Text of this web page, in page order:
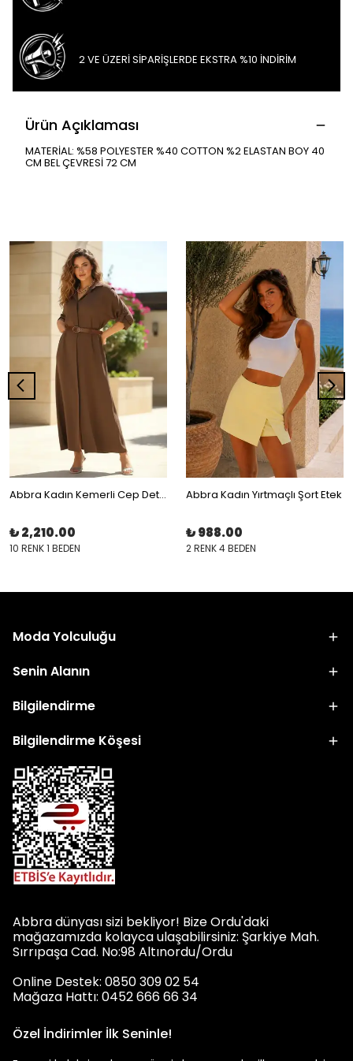
2 VE ÜZERİ SİPARİŞLERDE EKSTRA %10 İNDİRİM
Ürün Açıklaması
MATERİAL: %58 POLYESTER %40 COTTON %2 ELASTAN BOY 40
CM BEL ÇEVRESİ 72 CM
Abbra Kadın Kemerli Cep Detaylı Modal Gömlek Elbise
₺ 2,210.00
10 RENK 1 BEDEN
Abbra Kadın Yırtmaçlı Şort Etek
₺ 988.00
2 RENK 4 BEDEN
Moda Yolculuğu
Senin Alanın
Bilgilendirme
Bilgilendirme Köşesi
Abbra dünyası sizi bekliyor! Bize Ordu'daki
mağazamızda kolayca ulaşabilirsiniz: Şarkiye Mah.
Sırrıpaşa Cad. No:98 Altınordu/Ordu
Online Destek: 0850 309 02 54
Mağaza Hattı: 0452 666 66 34
Özel İndirimler İlk Seninle!